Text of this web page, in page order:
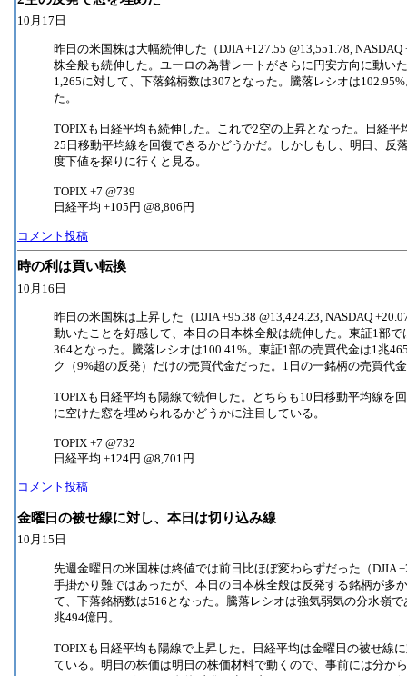
10月17日
昨日の米国株は大幅続伸した（DJIA +127.55 @13,551.78,
株全般も続伸した。ユーロの為替レートがさらに円安方向に動い
1,265に対して、下落銘柄数は307となった。騰落レシオは
た。
TOPIXも日経平均も続伸した。これで2空の上昇となった。日経
25日移動平均線を回復できるかどうかだ。しかしもし、明日、反
度下値を探りに行くと見る。
TOPIX +7 @739
日経平均 +105円 @8,806円
コメント投稿
時の利は買い転換
10月16日
昨日の米国株は上昇した（DJIA +95.38 @13,424.23, NASDAQ
動いたことを好感して、本日の日本株全般は続伸した。東証1部
364となった。騰落レシオは100.41%。東証1部の売買代金は1兆
ク（9%超の反発）だけの売買代金だった。1日の一銘柄の売買代
TOPIXも日経平均も陽線で続伸した。どちらも10日移動平均線を
に空けた窓を埋められるかどうかに注目している。
TOPIX +7 @732
日経平均 +124円 @8,701円
コメント投稿
金曜日の被せ線に対し、本日は切り込み線
10月15日
先週金曜日の米国株は終値では前日比ほぼ変わらずだった（DJIA
手掛かり難ではあったが、本日の日本株全般は反発する銘柄が多
て、下落銘柄数は516となった。騰落レシオは強気弱気の分水嶺
兆494億円。
TOPIXも日経平均も陽線で上昇した。日経平均は金曜日の被せ線
ている。明日の株価は明日の株価材料で動くので、事前には分か